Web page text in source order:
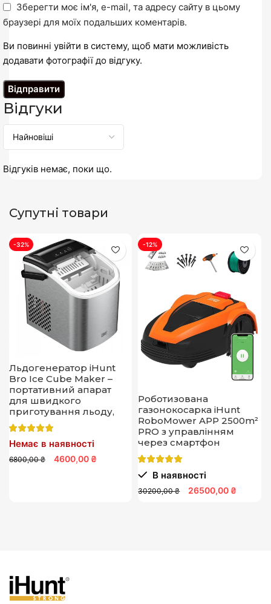
Відгуки
Відгуків немає, поки що.
Зберегти моє ім'я, e-mail, та адресу сайту в цьому
браузері для моїх подальших коментарів.
Ви повинні увійти в систему, щоб мати можливість
додавати фотографії до відгуку.
Супутні товари
-32%
Льдогенератор iHunt
Bro Ice Cube Maker –
портативний апарат
для швидкого
приготування льоду,
автоматичне
наповнення,
компактний дизайн
Немає в наявності
6800,00 ₴ 4600,00 ₴
-12%
Роботизована
газонокосарка iHunt
RoboMower APP 2500m²
PRO з управлінням
через смартфон
В наявності
30200,00 ₴ 26500,00 ₴